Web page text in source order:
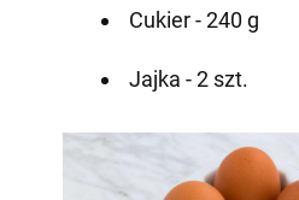
Cukier - 240 g
Jajka - 2 szt.